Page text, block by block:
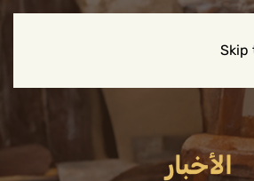
Skip
الأخبار